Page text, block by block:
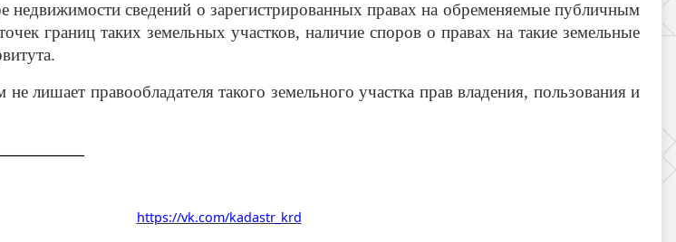
недвижимости сведений о зарегистрированных правах на обременяемые публичным
границ таких земельных участков, наличие споров о правах на такие земельные
лишает правообладателя такого земельного участка прав владения, пользования и
https://vk.com/kadastr_krd